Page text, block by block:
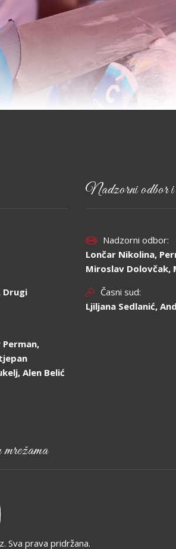
Drugi
Perman,
Alen Belić
Nadzorni odbor i
Nadzorni odbor:
Lončar Nikolina,
Miroslav Dolovčak,
Časni sud:
Ljiljana Sedlanić,
Sva prava pridržana.